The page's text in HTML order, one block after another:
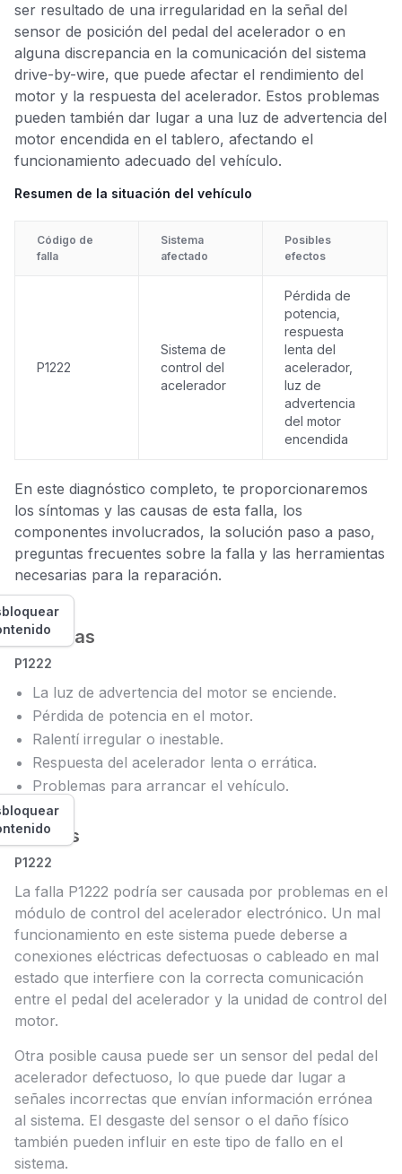
ser resultado de una irregularidad en la señal del
sensor de posición del pedal del acelerador o en
alguna discrepancia en la comunicación del sistema
drive-by-wire, que puede afectar el rendimiento del
motor y la respuesta del acelerador. Estos problemas
pueden también dar lugar a una luz de advertencia del
motor encendida en el tablero, afectando el
funcionamiento adecuado del vehículo.
Resumen de la situación del vehículo
Código de
falla
Sistema
afectado
Posibles
efectos
P1222
Sistema de
control del
acelerador
Pérdida de
potencia,
respuesta
lenta del
acelerador,
luz de
advertencia
del motor
encendida
En este diagnóstico completo, te proporcionaremos
los síntomas y las causas de esta falla, los
componentes involucrados, la solución paso a paso,
preguntas frecuentes sobre la falla y las herramientas
necesarias para la reparación.
Síntomas
P1222
La luz de advertencia del motor se enciende.
Pérdida de potencia en el motor.
Ralentí irregular o inestable.
Respuesta del acelerador lenta o errática.
Problemas para arrancar el vehículo.
Causas
P1222
La falla P1222 podría ser causada por problemas en el
módulo de control del acelerador electrónico. Un mal
funcionamiento en este sistema puede deberse a
conexiones eléctricas defectuosas o cableado en mal
estado que interfiere con la correcta comunicación
entre el pedal del acelerador y la unidad de control del
motor.
Otra posible causa puede ser un sensor del pedal del
acelerador defectuoso, lo que puede dar lugar a
señales incorrectas que envían información errónea
al sistema. El desgaste del sensor o el daño físico
también pueden influir en este tipo de fallo en el
sistema.